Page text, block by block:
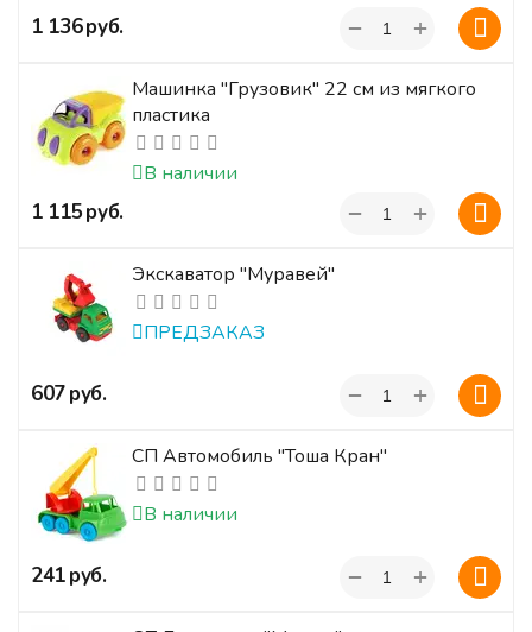
‍1 136‍руб. +
−
Машинка "Грузовик" 22 см из мягкого
пластика
В наличии
‍1 115‍руб. +
−
Экскаватор "Муравей"
ПРЕДЗАКАЗ
‍607‍руб. +
−
СП Автомобиль "Тоша Кран"
В наличии
‍241‍руб. +
−